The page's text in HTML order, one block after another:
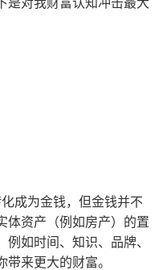
是对我财富认知冲击最大
成为金钱，但金钱并不
体资产（例如房产）的置
如时间、知识、品牌、
来更大的财富。